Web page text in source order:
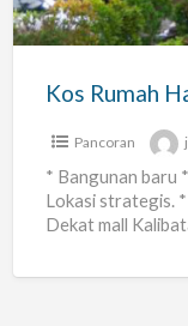
Pancoran
* Bangunan baru
Lokasi strategis.
Dekat mall